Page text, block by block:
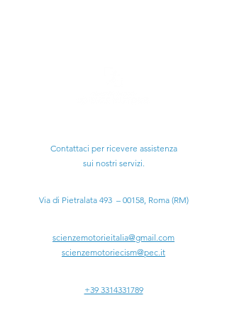
Contattaci per ricevere assistenza
sui nostri servizi.
Via di Pietralata 493 – 00158, Roma (RM)
scienzemotorieitalia@gmail.com
scienzemotoriecism@pec.it
+39 3314331789